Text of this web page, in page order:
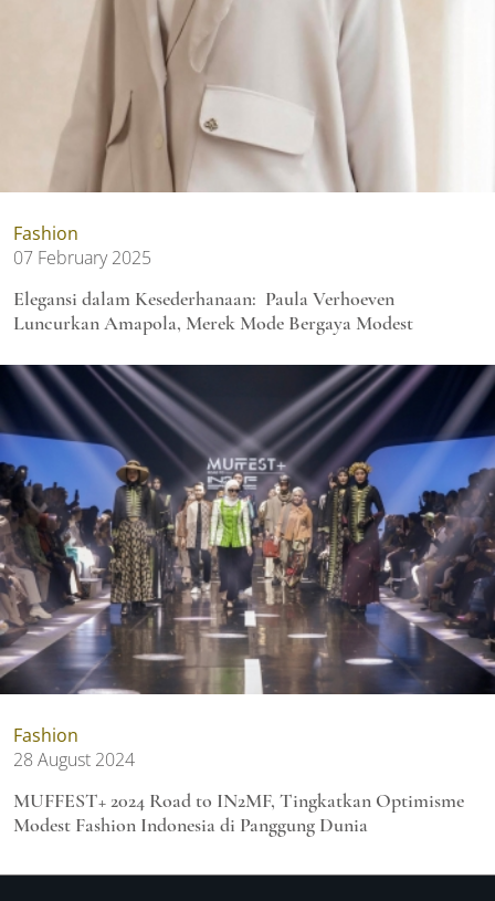
Fashion
07 February 2025
Elegansi dalam Kesederhanaan: Paula Verhoeven
Luncurkan Amapola, Merek Mode Bergaya Modest
Fashion
28 August 2024
MUFFEST+ 2024 Road to IN2MF, Tingkatkan Optimisme
Modest Fashion Indonesia di Panggung Dunia